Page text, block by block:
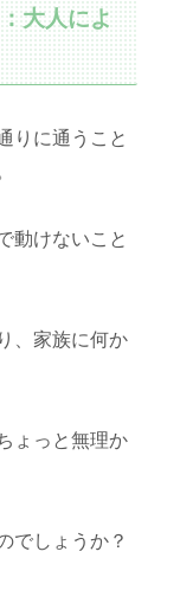
大人によ
りに通うこと
動けないこと
、家族に何か
ょっと無理か
でしょうか？